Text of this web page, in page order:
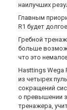
наилучших
Главным
R1 будет
Гребной
больше
что это
Hasttings Wega
из четырех
сокращений
о превышении
тренажера,